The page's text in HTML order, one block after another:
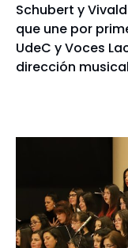
Schubert y
que une por
UdeC y Voces
dirección